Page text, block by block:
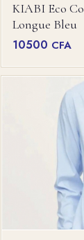
KIABI Eco
Longue Bleu
10500 CFA